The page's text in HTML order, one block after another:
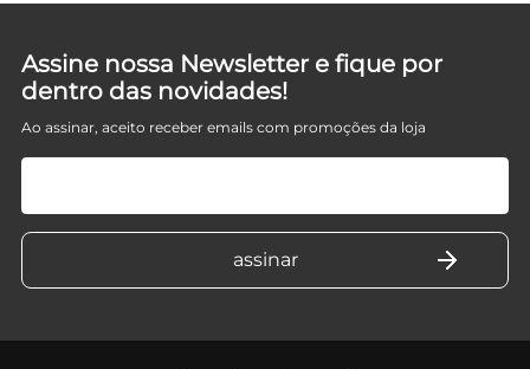
Assine nossa Newsletter e fique por
dentro das novidades!
Ao assinar, aceito receber emails com promoções da loja